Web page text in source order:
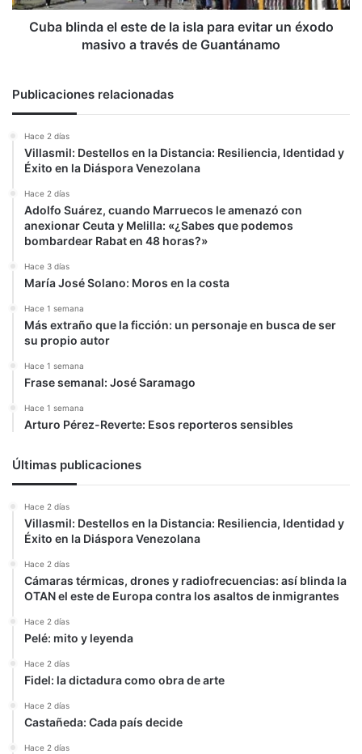
evitar
través
de
Cuba blinda el este de la isla para evitar un éxodo
masivo a través de Guantánamo
Publicaciones relacionadas
Hace 2 días
Villasmil: Destellos en la Distancia: Resiliencia, Identidad y
Éxito en la Diáspora Venezolana
Hace 2 días
Adolfo Suárez, cuando Marruecos le amenazó con
anexionar Ceuta y Melilla: «¿Sabes que podemos
bombardear Rabat en 48 horas?»
Hace 3 días
María José Solano: Moros en la costa
Hace 1 semana
Más extraño que la ficción: un personaje en busca de ser
su propio autor
Hace 1 semana
Frase semanal: José Saramago
Hace 1 semana
Arturo Pérez-Reverte: Esos reporteros sensibles
Últimas publicaciones
Hace 2 días
Villasmil: Destellos en la Distancia: Resiliencia, Identidad y
Éxito en la Diáspora Venezolana
Hace 2 días
Cámaras térmicas, drones y radiofrecuencias: así blinda la
OTAN el este de Europa contra los asaltos de inmigrantes
Hace 2 días
Pelé: mito y leyenda
Hace 2 días
Fidel: la dictadura como obra de arte
Hace 2 días
Castañeda: Cada país decide
Hace 2 días